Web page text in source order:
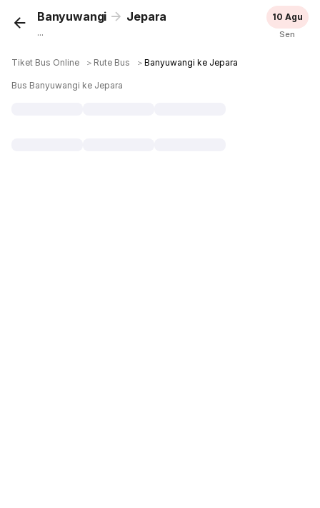
Banyuwangi Jepara
...
10 Agu
Sen
Tiket Bus Online ＞ Rute Bus ＞Banyuwangi ke Jepara
Bus Banyuwangi ke Jepara